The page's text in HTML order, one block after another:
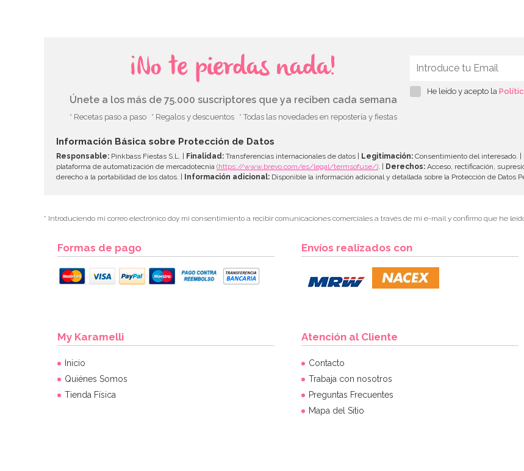
¡No te pierdas nada!
Únete a los más de 75.000 suscriptores que ya reciben cada semana
* Recetas paso a paso * Regalos y descuentos * Todas las novedades en repostería y fiestas
He leído y acepto la
Información Básica sobre Protección de Datos
Responsable: Pinkbass Fiestas S.L. | Finalidad: Transferencias internacionales de datos | Legitimación: Consentimiento del interesado. |
plataforma de automatización de mercadotecnia (https://www.brevo.com/es/legal/termsofuse/) . | Derechos: Acceso, rectificación,
derecho a la portabilidad de los datos. | Información adicional: Disponible la información adicional y detallada sobre la Protección de Datos
* Introduciendo mi correo electrónico doy mi consentimiento a recibir comunicaciones comerciales a través de mi e-mail y confirmo que he
Formas de pago Envíos realizados con
My Karamelli
Inicio
Quiénes Somos
Tienda Física
Atención al Cliente
Contacto
Trabaja con nosotros
Preguntas Frecuentes
Mapa del Sitio